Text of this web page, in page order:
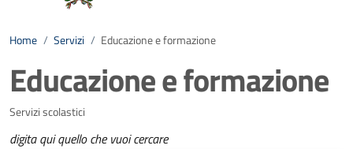
Home / Servizi / Educazione e formazione
Educazione e formazione
Servizi scolastici
digita qui quello che vuoi cercare